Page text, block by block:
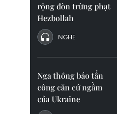
rộng đòn trừng phạt
Hezbollah
NGHE
Nga thông báo tấn
công căn cứ ngầm
của Ukraine